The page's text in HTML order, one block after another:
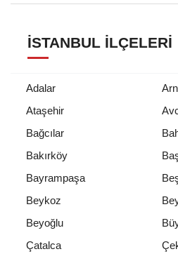
İSTANBUL İLÇELERI
Adalar
Ataşehir
Bağcılar
Bakırköy
Bayrampaşa
Beykoz
Beyoğlu
Çatalca